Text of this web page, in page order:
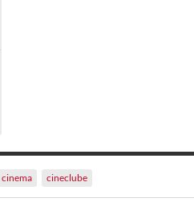
cinema cineclube